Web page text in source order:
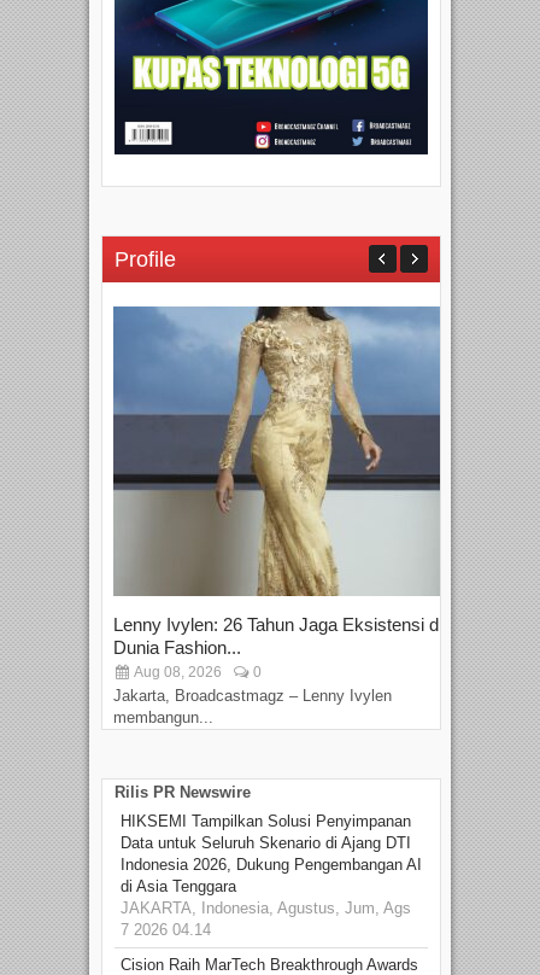
Profile
Lenny Ivylen: 26 Tahun Jaga Eksistensi di
Dunia Fashion...
Aug 08, 2026 0
Jakarta, Broadcastmagz – Lenny Ivylen
membangun...
Rilis PR Newswire
HIKSEMI Tampilkan Solusi Penyimpanan
Data untuk Seluruh Skenario di Ajang DTI
Indonesia 2026, Dukung Pengembangan AI
di Asia Tenggara
JAKARTA, Indonesia, Agustus, Jum, Ags
7 2026 04.14
Cision Raih MarTech Breakthrough Awards